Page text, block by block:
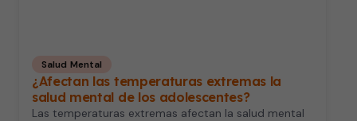
Salud Mental
¿Afectan las temperaturas extremas la
salud mental de los adolescentes?
Las temperaturas extremas afectan la salud mental